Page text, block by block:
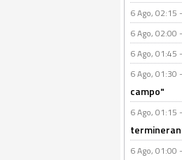
6 Ago, 02:15 -
6 Ago, 02:00 -
6 Ago, 01:45 -
6 Ago, 01:30 -
campo"
6 Ago, 01:15 -
6 Ago, 01:00 -